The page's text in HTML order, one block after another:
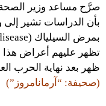
صرَّح مساعد وزير الصحة
تظهر عليهم أعراض
ظهر بعد نهاية الحرب
(صحيفة: “آرمانامروز”)